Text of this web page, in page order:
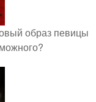
образ певицы